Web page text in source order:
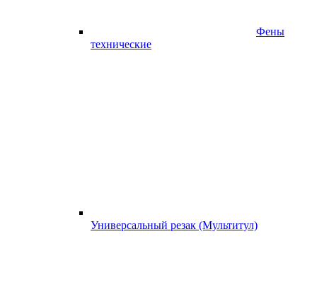
Фены
технические
Универсальный резак (Мультитул)